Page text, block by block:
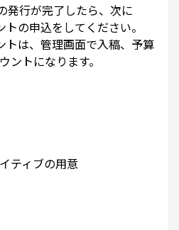
発行が完了したら、次に
トの申込をしてください。
トは、管理画面で入稿、予算
ントになります。
ティブの用意